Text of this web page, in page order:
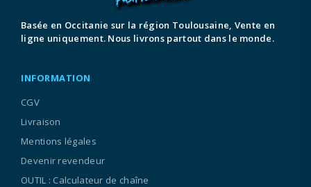
Basée en Occitanie sur la région Toulousaine, Vente en
ligne uniquement. Nous livrons partout dans le monde.
INFORMATION
CGV
Livraison
Mentions légales
Devenir revendeur
OUTIL : Calculateur de chaîne